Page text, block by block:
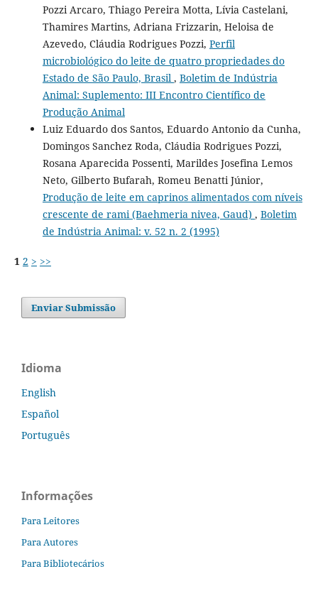
Pozzi Arcaro, Thiago Pereira Motta, Lívia Castelani,
Thamires Martins, Adriana Frizzarin, Heloisa de
Azevedo, Cláudia Rodrigues Pozzi, Perfil
microbiológico do leite de quatro propriedades do
Estado de São Paulo, Brasil , Boletim de Indústria
Animal: Suplemento: III Encontro Científico de
Produção Animal
Luiz Eduardo dos Santos, Eduardo Antonio da Cunha,
Domingos Sanchez Roda, Cláudia Rodrigues Pozzi,
Rosana Aparecida Possenti, Marildes Josefina Lemos
Neto, Gilberto Bufarah, Romeu Benatti Júnior,
Produção de leite em caprinos alimentados com níveis
crescente de rami (Baehmeria nivea, Gaud) , Boletim
de Indústria Animal: v. 52 n. 2 (1995)
1 2 > >>
Enviar Submissão
Idioma
English
Español
Português
Informações
Para Leitores
Para Autores
Para Bibliotecários